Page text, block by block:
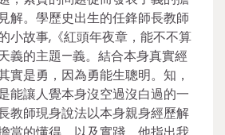
解。學歷史出生的任鋒師長教師
小故事,《紅頭年夜章，能不不算
義的主題—義。結合本身真實經
實是勇，因為勇能生聰明。知，
能讓人覺本身沒空過沒白過的一
教師現身說法以本身親身經歷解